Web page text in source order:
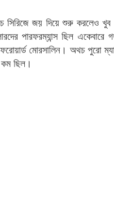
সিরিজে জয় দিয়ে শুরু করলেও
পারফরম্যান্স ছিল
মোরসালিন। অথচ পুরো
ছিল।